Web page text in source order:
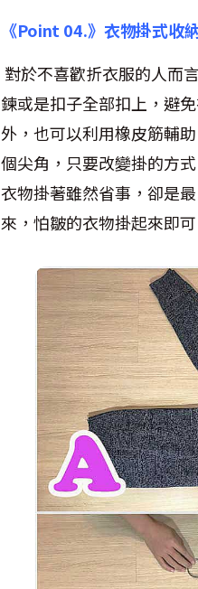
《Point 04.》衣物掛式收
對於不喜歡折衣服的人而
鍊或是扣子全部扣上，避
外，也可以利用橡皮筋輔
個尖角，只要改變掛的方
衣物掛著雖然省事，卻是
來，怕皺的衣物掛起來即可